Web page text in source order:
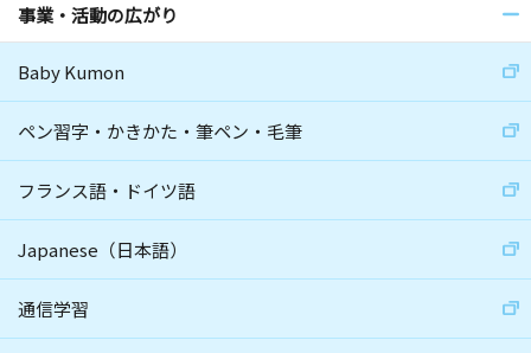
事業・活動の広がり
Baby Kumon
ペン習字・かきかた・筆ペン・毛筆
フランス語・ドイツ語
Japanese（日本語）
通信学習